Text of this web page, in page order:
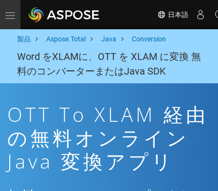
Toggle navigation 日本語
製品 Aspose.Total Java Conversion
Word をXLAMに、OTT を XLAM に変換 無
料のコンバーターまたはJava SDK
OTT To XLAM 経由
の無料オンライン
Java 変換アプリ